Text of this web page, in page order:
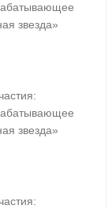
звезда»
звезда»